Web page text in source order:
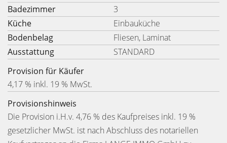
Badezimmer
3
Küche
Einbauküche
Bodenbelag
Fliesen, Laminat
Ausstattung
STANDARD
Provision für Käufer
4,17 % inkl. 19 % MwSt.
Provisionshinweis
Die Provision i.H.v. 4,76 % des Kaufpreises inkl. 19 %
gesetzlicher MwSt. ist nach Abschluss des notariellen